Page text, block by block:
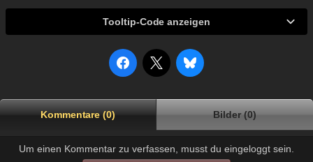
Tooltip-Code anzeigen
Kommentare (0) Bilder (0)
Um einen Kommentar zu verfassen, musst du eingeloggt sein.